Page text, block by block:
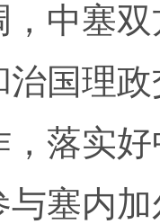
塞双
治国理
落实
塞内